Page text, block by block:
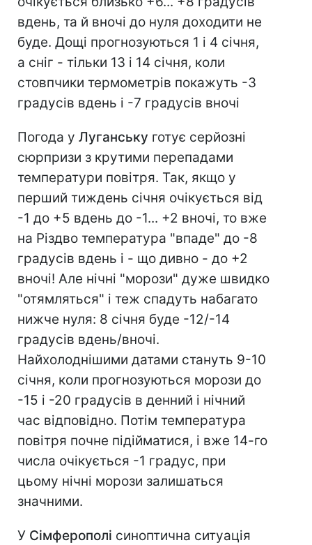
вдень, та й вночі до нуля доходити не
буде. Дощі прогнозуються 1 і 4 січня,
а сніг - тільки 13 і 14 січня, коли
стовпчики термометрів покажуть -3
градусів вдень і -7 градусів вночі
Погода у Луганську готує серйозні
сюрпризи з крутими перепадами
температури повітря. Так, якщо у
перший тиждень січня очікується від
-1 до +5 вдень до -1... +2 вночі, то вже
на Різдво температура "впаде" до -8
градусів вдень і - що дивно - до +2
вночі! Але нічні "морози" дуже швидко
"отямляться" і теж спадуть набагато
нижче нуля: 8 січня буде -12/-14
градусів вдень/вночі.
Найхолоднішими датами стануть 9-10
січня, коли прогнозуються морози до
-15 і -20 градусів в денний і нічний
час відповідно. Потім температура
повітря почне підійматися, і вже 14-го
числа очікується -1 градус, при
цьому нічні морози залишаться
значними.
У Сімферополі синоптична ситуація